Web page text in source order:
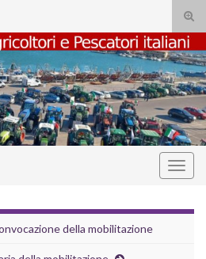
il
di
della mobilitazione